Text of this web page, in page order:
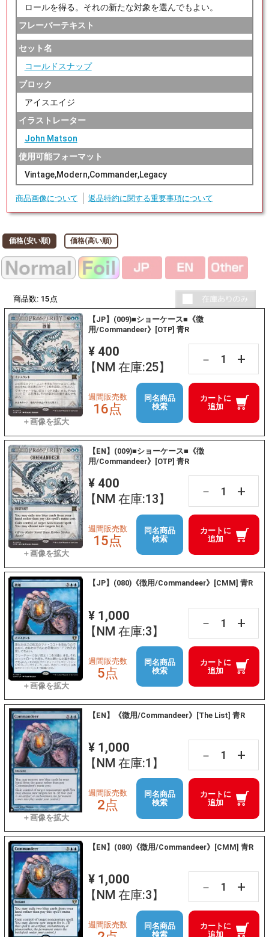
ロールを得る。それの新たな対象を選んでもよい。
フレーバーテキスト
セット名
コールドスナップ
ブロック
アイスエイジ
イラストレーター
John Matson
使用可能フォーマット
Vintage,Modern,Commander,Legacy
商品画像について 返品特約に関する重要事項について
価格(安い順) 価格(高い順)
商品数: 15 点
【JP】(009)■ショーケース■《徴
用/Commandeer》[OTP] 青R
¥ 400
【NM 在庫:25】
－ +
カートに
追加
週間販売数
16点
同名商品
検索
【EN】(009)■ショーケース■《徴
用/Commandeer》[OTP] 青R
¥ 400
【NM 在庫:13】
－ +
カートに
追加
週間販売数
15点
同名商品
検索
【JP】(080)《徴用/Commandeer》[CMM] 青R
¥ 1,000
【NM 在庫:3】
－ +
カートに
追加
週間販売数
5点
同名商品
検索
【EN】《徴用/Commandeer》[The List] 青R
¥ 1,000
【NM 在庫:1】
－ +
カートに
追加
週間販売数
2点
同名商品
検索
【EN】(080)《徴用/Commandeer》[CMM] 青R
¥ 1,000
【NM 在庫:3】
－ +
カートに
追加
週間販売数
同名商品
検索